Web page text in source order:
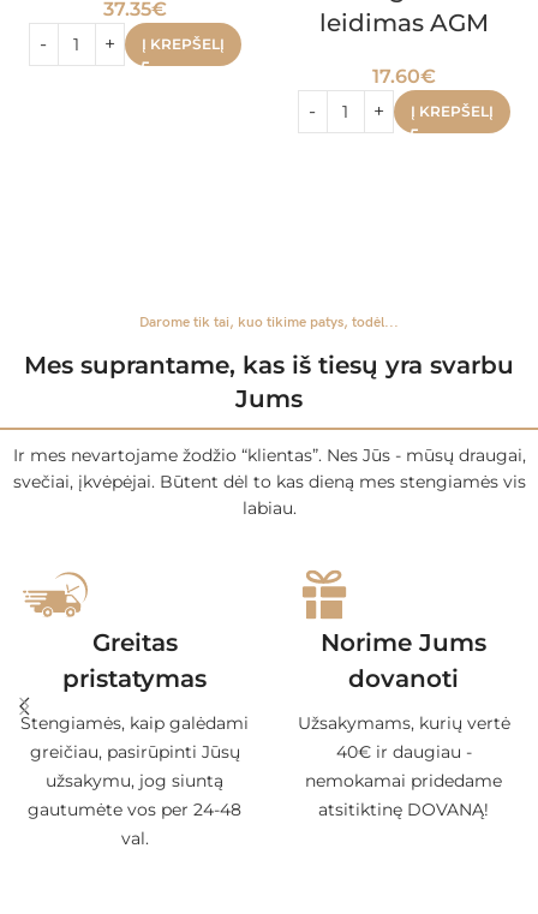
37.35€
Į KREPŠELĮ
leidimas AGM
17.60€
Į KREPŠELĮ
Darome tik tai, kuo tikime patys, todėl...
Mes suprantame, kas iš tiesų yra svarbu
Jums
Ir mes nevartojame žodžio “klientas”. Nes Jūs - mūsų draugai,
svečiai, įkvėpėjai. Būtent dėl to kas dieną mes stengiamės vis
labiau.
Greitas
pristatymas
Stengiamės, kaip galėdami
greičiau, pasirūpinti Jūsų
užsakymu, jog siuntą
gautumėte vos per 24-48
val.
Norime Jums
dovanoti
Užsakymams, kurių vertė
40€ ir daugiau -
nemokamai pridedame
atsitiktinę DOVANĄ!